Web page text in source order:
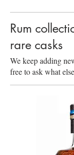
Rum
rare casks
We keep adding
free to ask what